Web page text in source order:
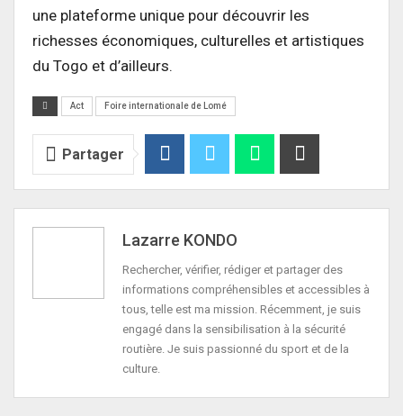
une plateforme unique pour découvrir les
richesses économiques, culturelles et artistiques
du Togo et d’ailleurs.
Act Foire internationale de Lomé
Partager
Lazarre KONDO
Rechercher, vérifier, rédiger et partager des
informations compréhensibles et accessibles à
tous, telle est ma mission. Récemment, je suis
engagé dans la sensibilisation à la sécurité
routière. Je suis passionné du sport et de la
culture.